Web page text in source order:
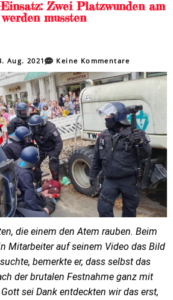
Zwei Platzwunden am
mussten
Aug. 2021 Keine Kommentare
die einem den Atem rauben. Beim
Mitarbeiter auf seinem Video das Bild
bemerkte er, dass selbst das
der brutalen Festnahme ganz mit
sei Dank entdeckten wir das erst,